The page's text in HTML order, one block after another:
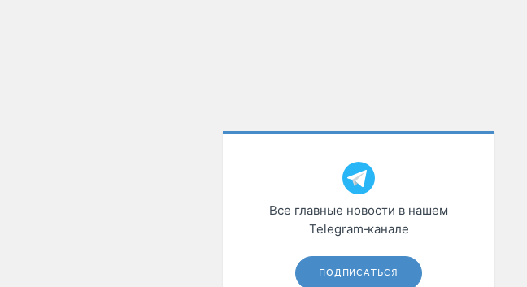
Все главные новости в нашем
Telegram‑канале
ПОДПИСАТЬСЯ